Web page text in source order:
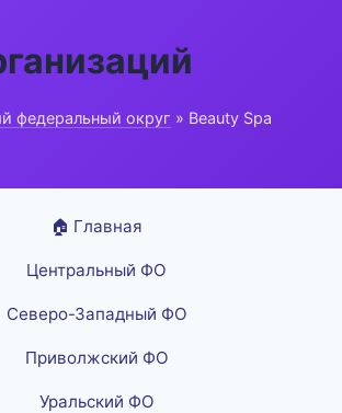
федеральный округ » Beauty Spa
🏠 Главная
Центральный ФО
Северо-Западный ФО
Приволжский ФО
Уральский ФО